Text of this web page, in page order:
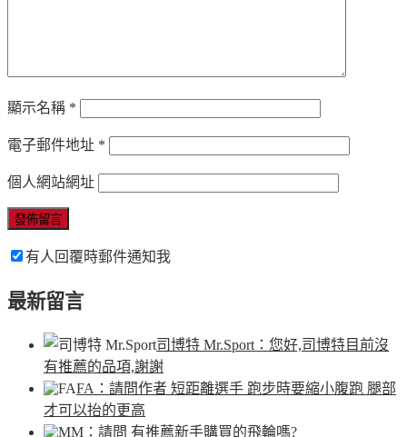
顯示名稱 *
電子郵件地址 *
個人網站網址
有人回覆時郵件通知我
最新留言
司博特 Mr.Sport ：您好,司博特目前沒
有推薦的品項,謝謝
FA ：請問作者 短距離選手 跑步時要縮小腹跑 腿部
才可以抬的更高
M ：請問 有推薦新手購買的飛輪嗎?